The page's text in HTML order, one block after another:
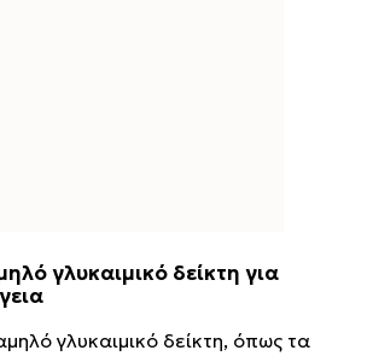
γλυκαιμικό δείκτη για
γλυκαιμικό δείκτη, όπως τα